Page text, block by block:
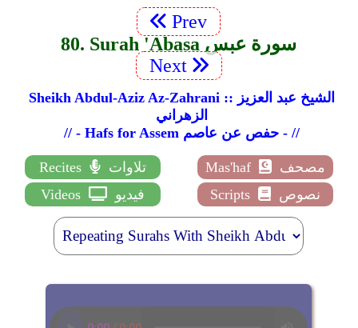
Prev
80. Surah 'Abasa سورة عبس
Next
Sheikh Abdul-Aziz Az-Zahrani :: الشيخ عبد العزيز
الزهراني
// - Hafs for Assem حفص عن عاصم - //
Recites تلاوات Mas'haf
مصحف
Videos
فيديو Scripts نصوص